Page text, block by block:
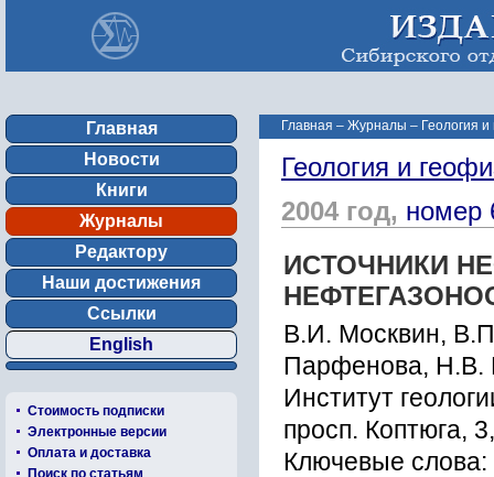
Главная
Новости
Книги
Журналы
Редактору
Наши достижения
Ссылки
English
Стоимость подписки
Электронные версии
Оплата и доставка
Поиск по статьям
Главная – Журналы – Геология
Геология и
2004 год, номер
ИCТОЧНИКИ
В.И. Моcквин,
Паpфенова, Н.В.
Инcтитут
пpоcп. Коптюга,
Ключевые слова: